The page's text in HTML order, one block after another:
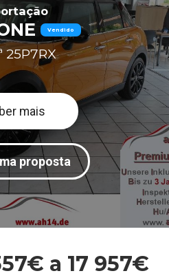
Vendido
25P7RX
mais
proposta
a 17 957€